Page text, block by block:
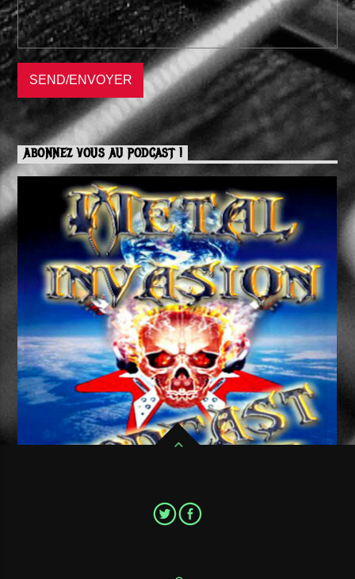
ABONNEZ VOUS AU PODCAST !
favorite,Metal Invasion Podcast, abonnez vous au flux RSS